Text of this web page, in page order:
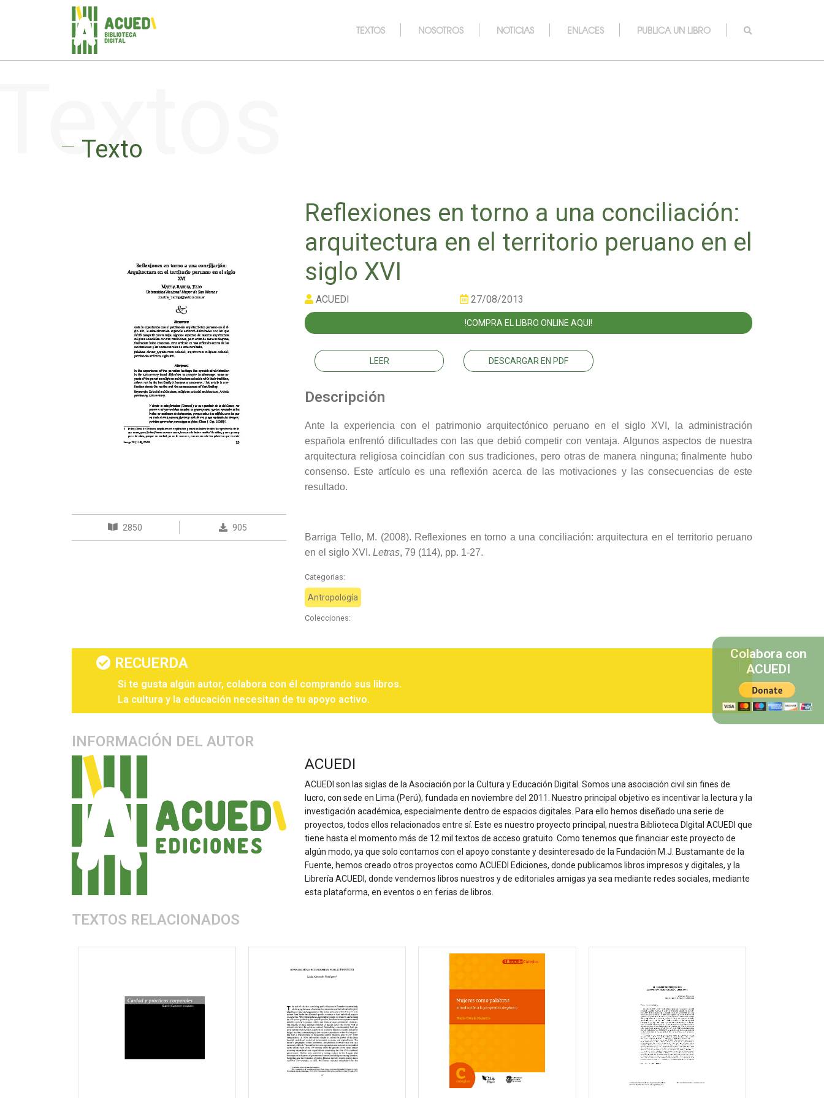
TEXTOS NOSOTROS NOTICIAS ENLACES PUBLICA UN LIBRO
Texto
2850 905
Reflexiones en torno a una conciliación:
arquitectura en el territorio peruano en el
siglo XVI
ACUEDI 27/08/2013
!COMPRA EL LIBRO ONLINE AQUI!
LEER DESCARGAR EN PDF
Descripción
Ante la experiencia con el patrimonio arquitectónico peruano en el siglo XVI, la administración
española enfrentó dificultades con las que debió competir con ventaja. Algunos aspectos de nuestra
arquitectura religiosa coincidían con sus tradiciones, pero otras de manera ninguna; finalmente hubo
consenso. Este artículo es una reflexión acerca de las motivaciones y las consecuencias de este
resultado.
Barriga Tello, M. (2008). Reflexiones en torno a una conciliación: arquitectura en el territorio peruano
en el siglo XVI. Letras, 79 (114), pp. 1-27.
Categorias:
Antropología
Colecciones:
RECUERDA
Si te gusta algún autor, colabora con él comprando sus libros.
La cultura y la educación necesitan de tu apoyo activo.
INFORMACIÓN DEL AUTOR
ACUEDI
ACUEDI son las siglas de la Asociación por la Cultura y Educación Digital. Somos una asociación civil sin fines de
lucro, con sede en Lima (Perú), fundada en noviembre del 2011. Nuestro principal objetivo es incentivar la lectura y la
investigación académica, especialmente dentro de espacios digitales. Para ello hemos diseñado una serie de
proyectos, todos ellos relacionados entre sí. Este es nuestro proyecto principal, nuestra Biblioteca DIgital ACUEDI que
tiene hasta el momento más de 12 mil textos de acceso gratuito. Como tenemos que financiar este proyecto de
algún modo, ya que solo contamos con el apoyo constante y desinteresado de la Fundación M.J. Bustamante de la
Fuente, hemos creado otros proyectos como ACUEDI Ediciones, donde publicamos libros impresos y digitales, y la
Librería ACUEDI, donde vendemos libros nuestros y de editoriales amigas ya sea mediante redes sociales, mediante
esta plataforma, en eventos o en ferias de libros.
TEXTOS RELACIONADOS
Colabora con
ACUEDI